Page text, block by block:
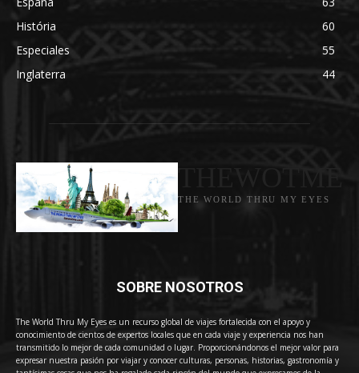
História
60
Especiales
55
Inglaterra
44
THE WORLD THRU MY EYES
SOBRE NOSOTROS
The World Thru My Eyes es un recurso global de viajes fortalecida con el apoyo y
conocimiento de cientos de expertos locales que en cada viaje y experiencia nos han
transmitido lo mejor de cada comunidad o lugar. Proporcionándonos el mejor valor para
expresar nuestra pasión por viajar y conocer culturas, personas, historias, gastronomía y